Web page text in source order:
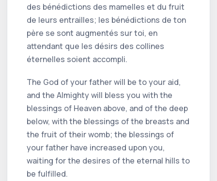
des bénédictions des mamelles et du fruit
de leurs entrailles; les bénédictions de ton
père se sont augmentés sur toi, en
attendant que les désirs des collines
éternelles soient accompli.
The God of your father will be to your aid,
and the Almighty will bless you with the
blessings of Heaven above, and of the deep
below, with the blessings of the breasts and
the fruit of their womb; the blessings of
your father have increased upon you,
waiting for the desires of the eternal hills to
be fulfilled.